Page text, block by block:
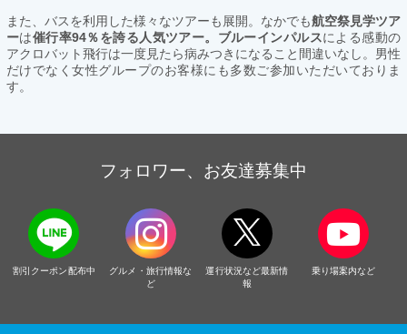
また、バスを利用した様々なツアーも展開。なかでも航空祭見学ツア
ーは催行率94％を誇る人気ツアー。ブルーインパルスによる感動の
アクロバット飛行は一度見たら病みつきになること間違いなし。男性
だけでなく女性グループのお客様にも多数ご参加いただいておりま
す。
フォロワー、お友達募集中
割引クーポン配布中
グルメ・旅行情報な
ど
運行状況など最新情
報
乗り場案内など